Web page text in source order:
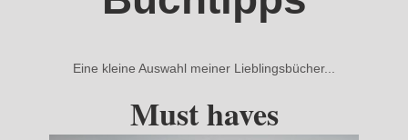
Eine kleine Auswahl meiner Lieblingsbücher...
Must haves